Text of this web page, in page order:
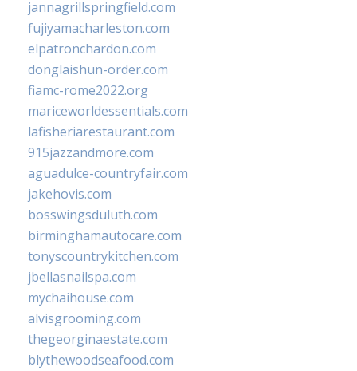
jannagrillspringfield.com
fujiyamacharleston.com
elpatronchardon.com
donglaishun-order.com
fiamc-rome2022.org
mariceworldessentials.com
lafisheriarestaurant.com
915jazzandmore.com
aguadulce-countryfair.com
jakehovis.com
bosswingsduluth.com
birminghamautocare.com
tonyscountrykitchen.com
jbellasnailspa.com
mychaihouse.com
alvisgrooming.com
thegeorginaestate.com
blythewoodseafood.com